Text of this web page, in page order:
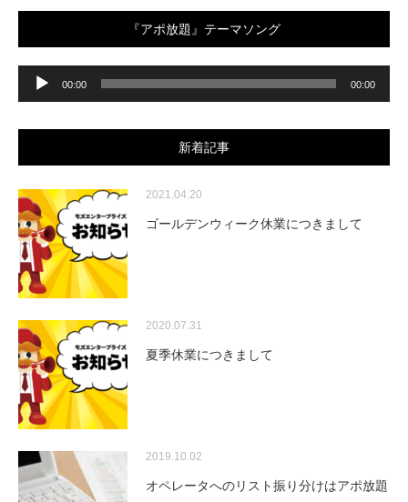
『アポ放題』テーマソング
レ
00:00 00:00
新着記事
2021.04.20
ゴールデンウィーク休業につきまして
2020.07.31
夏季休業につきまして
2019.10.02
オペレータへのリスト振り分けはアポ放題